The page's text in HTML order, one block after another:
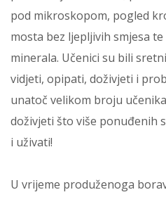
pod mikroskopom, pogled
mosta bez ljepljivih smjesa
minerala. Učenici su bili
vidjeti, opipati, doživjeti i
unatoč velikom broju
doživjeti što više ponuđenih
i uživati!
U vrijeme produženoga